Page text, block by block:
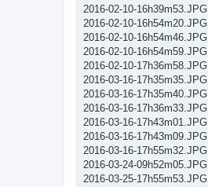
2016-02-10-16h39m53.JPG
2016-02-10-16h54m20.JPG
2016-02-10-16h54m46.JPG
2016-02-10-16h54m59.JPG
2016-02-10-17h36m58.JPG
2016-03-16-17h35m35.JPG
2016-03-16-17h35m40.JPG
2016-03-16-17h36m33.JPG
2016-03-16-17h43m01.JPG
2016-03-16-17h43m09.JPG
2016-03-16-17h55m32.JPG
2016-03-24-09h52m05.JPG
2016-03-25-17h55m53.JPG